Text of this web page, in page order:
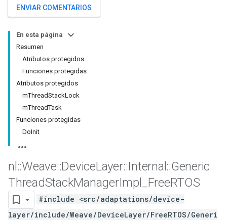
ENVIAR COMENTARIOS
En esta página
Resumen
Atributos protegidos
Funciones protegidas
Atributos protegidos
mThreadStackLock
mThreadTask
Funciones protegidas
DoInit
nl ::Weave::DeviceLayer::Internal ::Generic
ThreadStackManagerImpl FreeRTOS
#include <src/adaptations/device-
layer/include/Weave/DeviceLayer/FreeRTOS/Generi